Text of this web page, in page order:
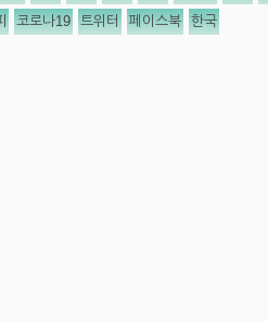
코로나19 트위터 페이스북 한국